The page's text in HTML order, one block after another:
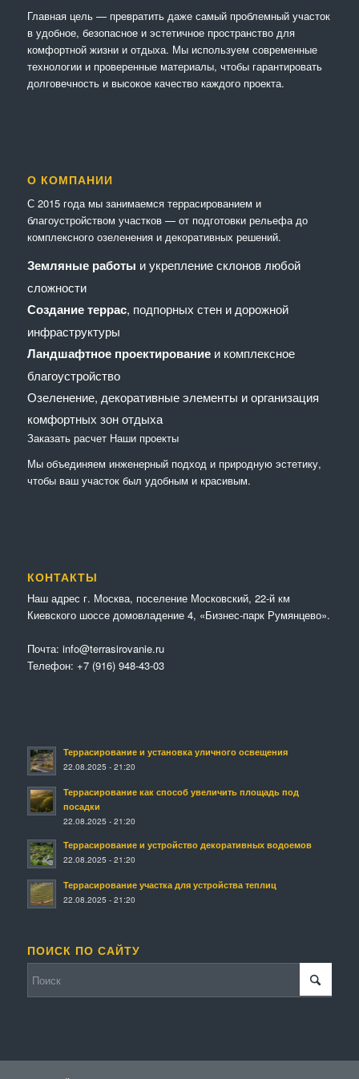
Главная цель — превратить даже самый проблемный участок
в удобное, безопасное и эстетичное пространство для
комфортной жизни и отдыха. Мы используем современные
технологии и проверенные материалы, чтобы гарантировать
долговечность и высокое качество каждого проекта.
О КОМПАНИИ
С 2015 года мы занимаемся террасированием и
благоустройством участков — от подготовки рельефа до
комплексного озеленения и декоративных решений.
Земляные работы и укрепление склонов любой
сложности
Создание террас, подпорных стен и дорожной
инфраструктуры
Ландшафтное проектированиеи комплексное
благоустройство
Озеленение, декоративные элементы и организация
комфортных зон отдыха
Заказать расчет Наши проекты
Мы объединяем инженерный подход и природную эстетику,
чтобы ваш участок был удобным и красивым.
КОНТАКТЫ
Наш адрес г. Москва, поселение Московский, 22-й км
Киевского шоссе домовладение 4, «Бизнес-парк Румянцево».
Почта: info@terrasirovanie.ru
Телефон: +7 (916) 948-43-03
Террасирование и установка уличного освещения
22.08.2025 - 21:20
Террасирование как способ увеличить площадь под
посадки
22.08.2025 - 21:20
Террасирование и устройство декоративных водоемов
22.08.2025 - 21:20
Террасирование участка для устройства теплиц
22.08.2025 - 21:20
ПОИСК ПО САЙТУ